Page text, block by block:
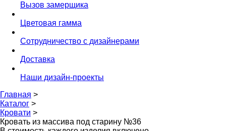
Вызов замерщика
Цветовая гамма
Сотрудничество с дизайнерами
Доставка
Наши дизайн-проекты
Главная >
Каталог >
Кровати >
Кровать из массива под старину №36